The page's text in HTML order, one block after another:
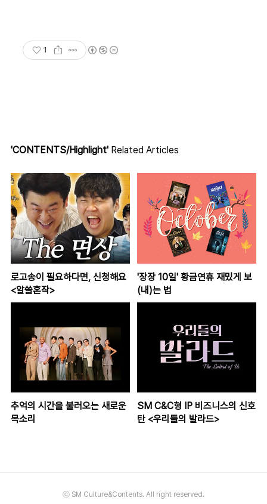
1
'CONTENTS/Highlight' Related Articles
로고송이 필요하다면, 신청해요
<알쓸혼작>
'장장 10일' 황금연휴 재밌게 보
(내)는 법
추억의 시간을 불러오는 새로운
목소리
SM C&C형 IP 비즈니스의 신호
탄 <우리들의 발라드>
ⓒ SM Culture&Contents. All right reserved.